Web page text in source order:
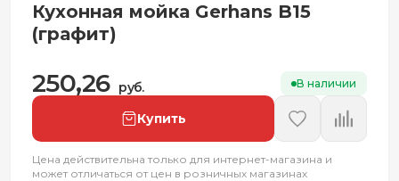
Кухонная мойка Gerhans B15
(графит)
250,26 руб. В наличии
Купить
Цена действительна только для интернет-магазина и
может отличаться от цен в розничных магазинах